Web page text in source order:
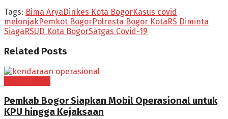
Tags: Bima AryaDinkes Kota BogorKasus covid
melonjakPemkot BogorPolresta Bogor KotaRS Diminta
SiagaRSUD Kota BogorSatgas Covid-19
Related Posts
Pemkab Bogor Siapkan Mobil Operasional untuk
KPU hingga Kejaksaan